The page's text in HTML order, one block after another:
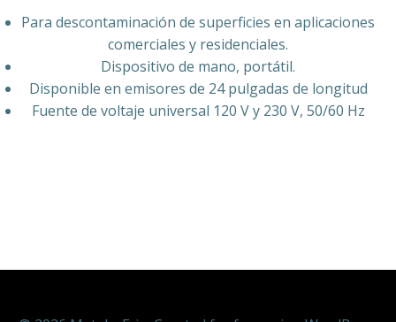
Para descontaminación de superficies en aplicaciones
comerciales y residenciales.
Dispositivo de mano, portátil.
Disponible en emisores de 24 pulgadas de longitud
Fuente de voltaje universal 120 V y 230 V, 50/60 Hz